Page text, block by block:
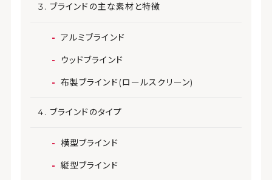
ブラインドの主な素材と特徴
アルミブラインド
ウッドブラインド
布製ブラインド(ロールスクリーン)
ブラインドのタイプ
横型ブラインド
縦型ブラインド